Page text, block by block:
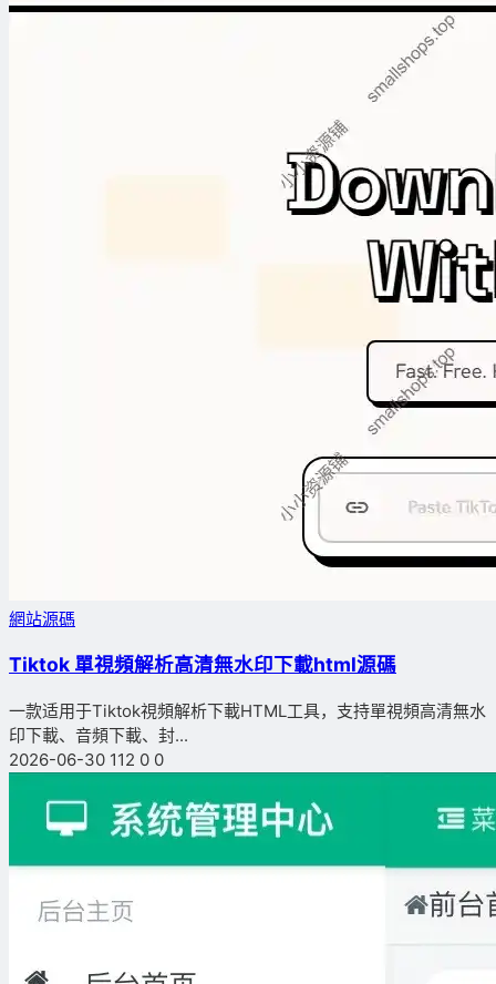
網站源碼
Tiktok 單視頻解析高清無水印下載html源碼
一款适用于Tiktok視頻解析下載HTML工具，支持單視頻高清無水
印下載、音頻下載、封...
2026-06-30 112 0 0